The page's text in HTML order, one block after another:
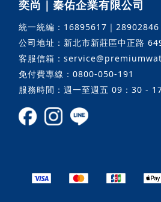
奕尚｜秦佑企業有限公司
統一統編：16895617｜28902846
公司地址：新北市新莊區中正路
客服信箱：
免付費專線：0800-050-191
服務時間：週一至週五 09：30 -